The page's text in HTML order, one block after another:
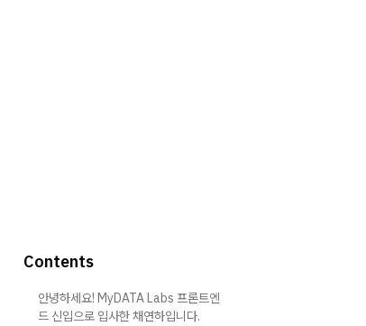
Contents
안녕하세요! MyDATA Labs 프론트엔
드 신입으로 입사한 채연하입니다.